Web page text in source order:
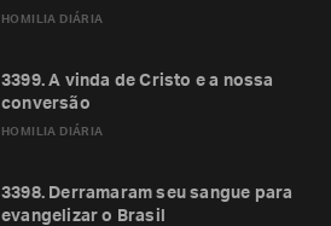
HOMILIA DIÁRIA
HOMILIA DIÁRIA
3399. A vinda de Cristo e a nossa
conversão
3398. Derramaram seu sangue para
evangelizar o Brasil